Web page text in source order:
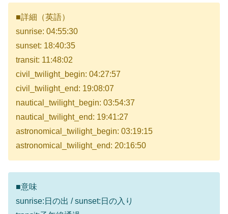
■詳細（英語）
sunrise: 04:55:30
sunset: 18:40:35
transit: 11:48:02
civil_twilight_begin: 04:27:57
civil_twilight_end: 19:08:07
nautical_twilight_begin: 03:54:37
nautical_twilight_end: 19:41:27
astronomical_twilight_begin: 03:19:15
astronomical_twilight_end: 20:16:50
■意味
sunrise:日の出 / sunset:日の入り